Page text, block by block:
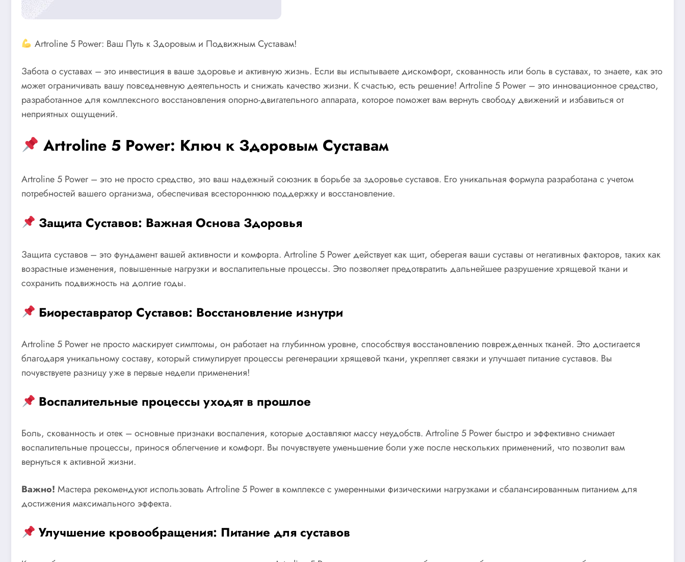
Artroline 5 Power: Ваш Путь к Здоровым и Подвижным Суставам!
Забота о суставах – это инвестиция в ваше здоровье и активную жизнь. Если вы испытываете дискомфорт, скованность или боль в суставах, то знаете, как это
может ограничивать вашу повседневную деятельность и снижать качество жизни. К счастью, есть решение! Artroline 5 Power – это инновационное средство,
разработанное для комплексного восстановления опорно-двигательного аппарата, которое поможет вам вернуть свободу движений и избавиться от
неприятных ощущений.
Artroline 5 Power: Ключ к Здоровым Суставам
Artroline 5 Power – это не просто средство, это ваш надежный союзник в борьбе за здоровье суставов. Его уникальная формула разработана с учетом
потребностей вашего организма, обеспечивая всестороннюю поддержку и восстановление.
Защита Суставов: Важная Основа Здоровья
Защита суставов – это фундамент вашей активности и комфорта. Artroline 5 Power действует как щит, оберегая ваши суставы от негативных факторов, таких как
возрастные изменения, повышенные нагрузки и воспалительные процессы. Это позволяет предотвратить дальнейшее разрушение хрящевой ткани и
сохранить подвижность на долгие годы.
Биореставратор Суставов: Восстановление изнутри
Artroline 5 Power не просто маскирует симптомы, он работает на глубинном уровне, способствуя восстановлению поврежденных тканей. Это достигается
благодаря уникальному составу, который стимулирует процессы регенерации хрящевой ткани, укрепляет связки и улучшает питание суставов. Вы
почувствуете разницу уже в первые недели применения!
Воспалительные процессы уходят в прошлое
Боль, скованность и отек – основные признаки воспаления, которые доставляют массу неудобств. Artroline 5 Power быстро и эффективно снимает
воспалительные процессы, принося облегчение и комфорт. Вы почувствуете уменьшение боли уже после нескольких применений, что позволит вам
вернуться к активной жизни.
Важно! Мастера рекомендуют использовать Artroline 5 Power в комплексе с умеренными физическими нагрузками и сбалансированным питанием для
достижения максимального эффекта.
Улучшение кровообращения: Питание для суставов